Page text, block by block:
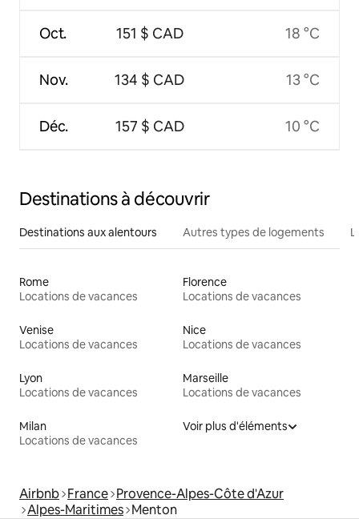
Oct.
Nov.
Déc.
151 $ CAD
134 $ CAD
157 $ CAD
18 °C
13 °C
10 °C
Destinations à découvrir
Destinations aux alentours Autres types de logements
Rome
Locations de vacances
Florence
Locations de vacances
Venise
Locations de vacances
Nice
Locations de vacances
Lyon
Locations de vacances
Marseille
Locations de vacances
Milan
Locations de vacances
Voir plus d'éléments
Airbnb France Provence-Alpes-Côte d'Azur
Alpes-Maritimes Menton